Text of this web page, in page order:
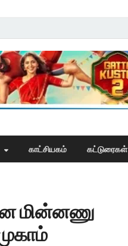
காட்சியகம் கட்டுரைகள்
மின்னணு